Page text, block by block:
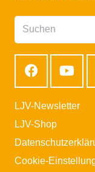
LJV-Newsletter
LJV-Shop
Cookie-